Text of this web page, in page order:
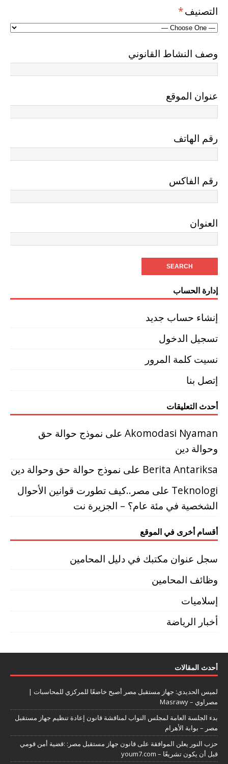
التصنيف*
وصف النشاط القانوني
عنوان الموقع
رقم الهاتف
رقم الفاكس
العنوان
إدارة الحساب
إنشاء حساب جديد
تسجيل الدخول
نسيت كلمة المرور
إتصل بنا
أحدث التعليقات
Akomodasi Nyaman على نموذج حوالة حق
وحوالة دين
Berita Antariksa على نموذج حوالة حق وحوالة دين
Teknologi على مصر..كيف تطورت قوانين الأحوال
الشخصية في مئة عام؟ – الجزيرة نت
أقسام أخرى في الموقع
سجل عنوان مكتبك في دليل المحامين
وظائف المحامين
إسلاميات
أخبار الرياضة
أحدث المقالات
لميس الحديدي: جهاز مستقبل مصر أصبح خاضعًا للمركزي للمحاسبات |
مصراوي – Masrawy
بدء الجلسة العامة لمجلس النواب لمناقشة قانون إعادة تنظيم جهاز مستقبل
مصر – بوابة الأهرام
حزب النور يعلن الموافقة على قانون جهاز مستقبل مصر: :قضية أمن قومي
قبل أن يكون تشريعًا – youm7.com